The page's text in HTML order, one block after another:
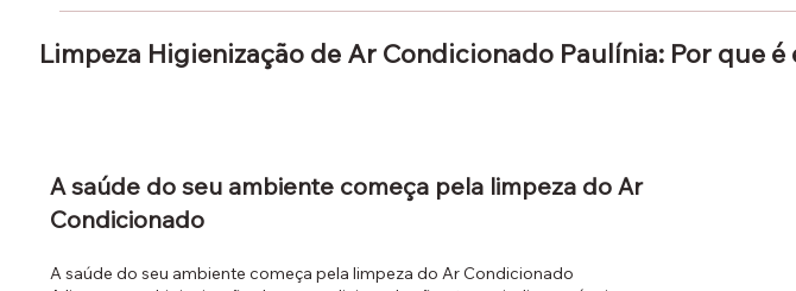
Limpeza Higienização de Ar Condicionado Paulínia: Por que
A saúde do seu ambiente começa pela limpeza do Ar
Condicionado
A saúde do seu ambiente começa pela limpeza do Ar Condicionado